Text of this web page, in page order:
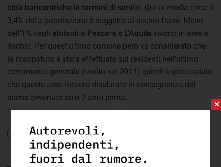
città baricentriche in termini di servizi. Qui in media circa il
3,4% della popolazione è soggetto al rischio frane. Meno
dell'1% degli abitanti a Pescara e L'Aquila vivono in aree a
rischio. Per quest'ultimo comune però va considerato che
la mappatura è stata effettuata sui residenti nell'ultimo
censimento generale (svolto nel 2011) quindi è ipotizzabile
che queste aree fossero disabitate in conseguenza del
sisma avvenuto solo 2 anni prima.
Vai all'approfondimento